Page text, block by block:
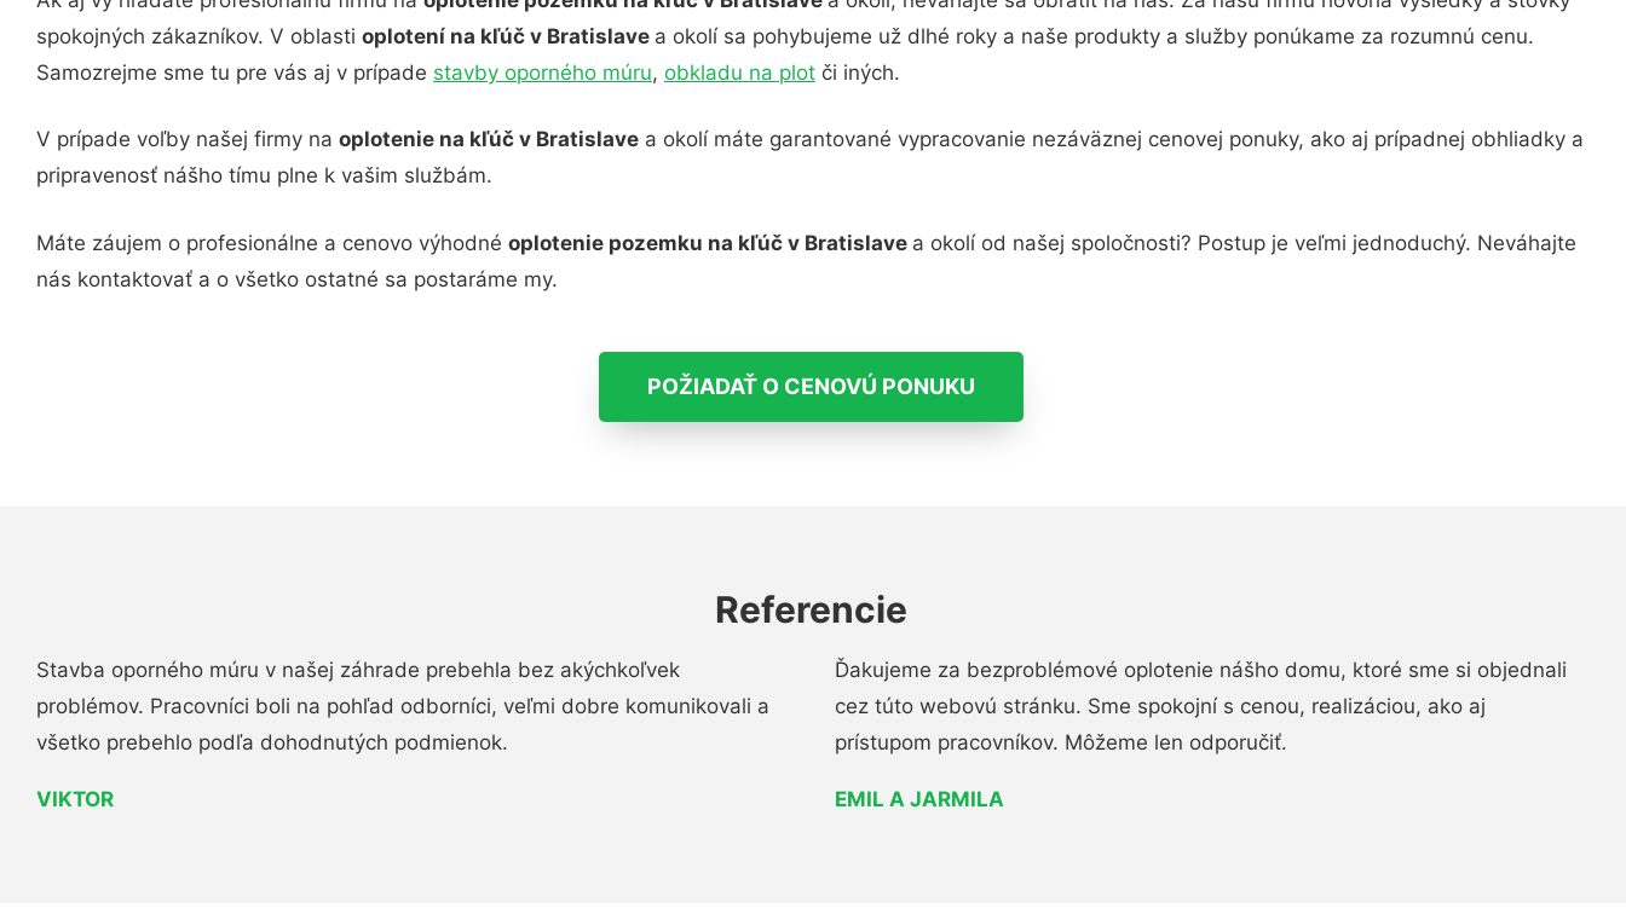
spokojných zákazníkov. V oblasti oplotení na kľúč v Bratislave a okolí sa pohybujeme už dlhé roky a naše produkty a služby ponúkame za rozumnú cenu.
Samozrejme sme tu pre vás aj v prípade stavby oporného múru, obkladu na plot či iných.
V prípade voľby našej firmy na oplotenie na kľúč v Bratislave a okolí máte garantované vypracovanie nezáväznej cenovej ponuky, ako aj prípadnej obhliadky a
pripravenosť nášho tímu plne k vašim službám.
Máte záujem o profesionálne a cenovo výhodné oplotenie pozemku na kľúč v Bratislave a okolí od našej spoločnosti? Postup je veľmi jednoduchý. Neváhajte
nás kontaktovať a o všetko ostatné sa postaráme my.
POŽIADAŤ O CENOVÚ PONUKU
Referencie
Stavba oporného múru v našej záhrade prebehla bez akýchkoľvek
problémov. Pracovníci boli na pohľad odborníci, veľmi dobre komunikovali a
všetko prebehlo podľa dohodnutých podmienok.
VIKTOR
Ďakujeme za bezproblémové oplotenie nášho domu, ktoré sme si objednali
cez túto webovú stránku. Sme spokojní s cenou, realizáciou, ako aj
prístupom pracovníkov. Môžeme len odporučiť.
EMIL A JARMILA